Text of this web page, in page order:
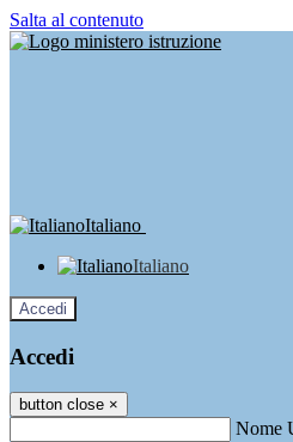
Salta al contenuto
Italiano
Italiano
Accedi
Accedi
button close ×
Nome